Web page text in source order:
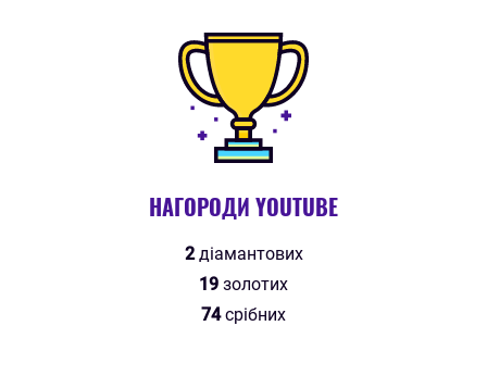
НАГОРОДИ YOUTUBE
2діамантових
19 золотих
74срібних